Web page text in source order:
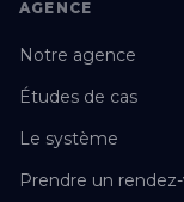
AGENCE
Notre agence
Études de cas
Le système
Prendre un